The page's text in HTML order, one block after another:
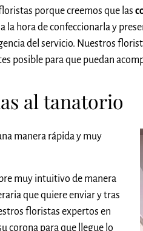
porque creemos que las
la hora de confeccionarla y
del servicio. Nuestros
posible para que puedan
al tanatorio
manera rápida y muy
muy intuitivo de manera
que quiere enviar y tras
floristas expertos en
corona para que llegue lo